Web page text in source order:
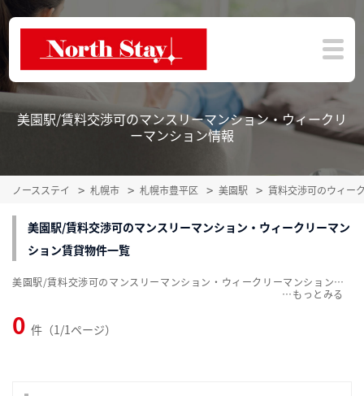
美園駅/賃料交渉可のマンスリーマンション・ウィークリ
ーマンション情報
ノースステイ 札幌市 札幌市豊平区 美園駅 賃料交渉可のウィー
美園駅/賃料交渉可のマンスリーマンション・ウィークリーマン
ション賃貸物件一覧
0 件（1/1ページ）
美園駅/賃料交渉可のマンスリーマンション・ウィークリーマンション賃貸物件一覧を掲載中。敷金・礼金無料、家具・家電付をご紹介。こだわり条件での絞込みも簡単！
…